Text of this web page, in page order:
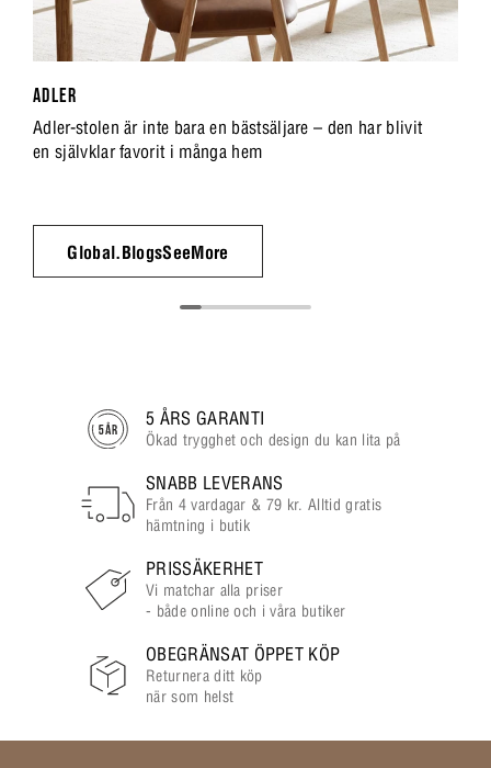
ADLER
Adler-stolen är inte bara en bästsäljare – den har blivit
en självklar favorit i många hem
Global.BlogsSeeMore
5 ÅRS GARANTI
Ökad trygghet och design du kan lita på
SNABB LEVERANS
Från 4 vardagar & 79 kr. Alltid gratis
hämtning i butik
PRISSÄKERHET
Vi matchar alla priser
- både online och i våra butiker
OBEGRÄNSAT ÖPPET KÖP
Returnera ditt köp
när som helst